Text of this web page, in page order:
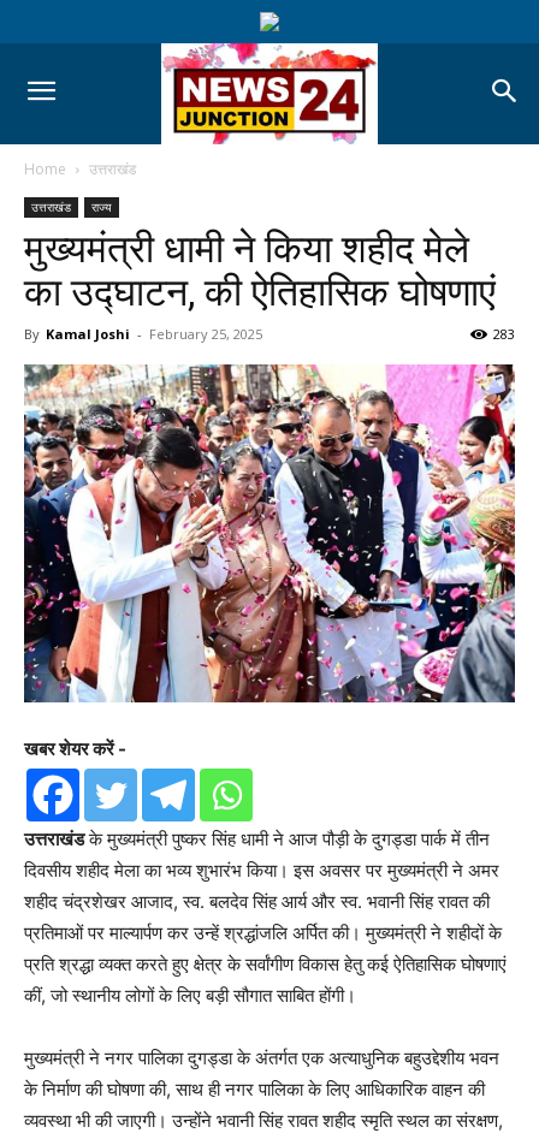
Home उत्तराखंड
उत्तराखंड राज्य
मुख्यमंत्री धामी ने किया शहीद मेले
का उद्घाटन, की ऐतिहासिक घोषणाएं
By Kamal Joshi - February 25, 2025 283
खबर शेयर करें -
उत्तराखंडके मुख्यमंत्री पुष्कर सिंह धामी ने आज पौड़ी के दुगड्डा पार्क में तीन
दिवसीय शहीद मेला का भव्य शुभारंभ किया। इस अवसर पर मुख्यमंत्री ने अमर
शहीद चंद्रशेखर आजाद, स्व. बलदेव सिंह आर्य और स्व. भवानी सिंह रावत की
प्रतिमाओं पर माल्यार्पण कर उन्हें श्रद्धांजलि अर्पित की। मुख्यमंत्री ने शहीदों के
प्रति श्रद्धा व्यक्त करते हुए क्षेत्र के सर्वांगीण विकास हेतु कई ऐतिहासिक घोषणाएं
कीं, जो स्थानीय लोगों के लिए बड़ी सौगात साबित होंगी।
मुख्यमंत्री ने नगर पालिका दुगड्डा के अंतर्गत एक अत्याधुनिक बहुउद्देशीय भवन
के निर्माण की घोषणा की, साथ ही नगर पालिका के लिए आधिकारिक वाहन की
व्यवस्था भी की जाएगी। उन्होंने भवानी सिंह रावत शहीद स्मृति स्थल का संरक्षण,